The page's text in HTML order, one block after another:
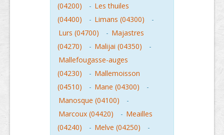
(04200)
- Les thuiles
(04400)
- Limans (04300)
-
Lurs (04700)
- Majastres
(04270)
- Malijai (04350)
-
Mallefougasse-auges
(04230)
- Mallemoisson
(04510)
- Mane (04300)
-
Manosque (04100)
-
Marcoux (04420)
- Meailles
(04240)
- Melve (04250)
-